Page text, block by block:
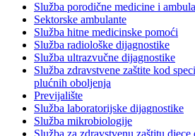
Služba porodične medicine i
Sektorske ambulante
Služba hitne medicinske pomoći
Služba radiološke dijagnostike
Služba ultrazvučne dijagnostike
Služba zdravstvene zaštite kod
plućnih oboljenja
Previjalište
Služba laboratorijske dijagnostike
Služba mikrobiologije